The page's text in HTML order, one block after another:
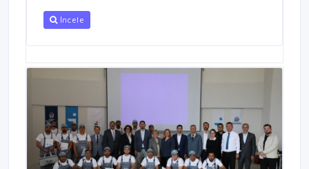
İncele